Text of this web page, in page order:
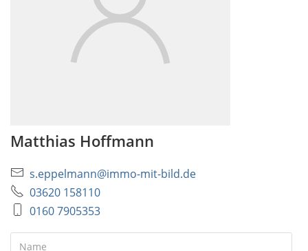
Matthias Hoffmann
s.eppelmann@immo-mit-bild.de
03620 158110
0160 7905353